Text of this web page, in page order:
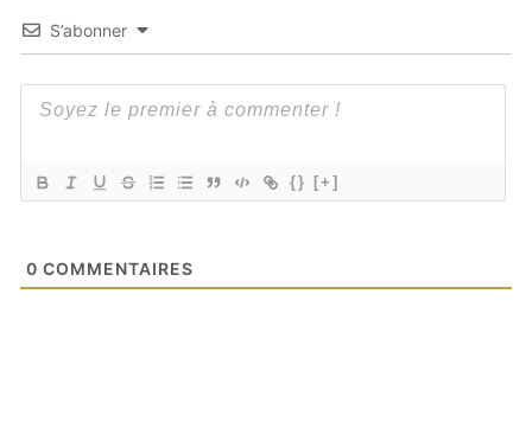
S’abonner
{} [+]
0 COMMENTAIRES